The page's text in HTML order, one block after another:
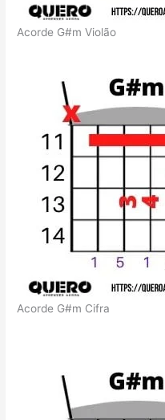
Acorde G#m Violão
Acorde G#m Cifra